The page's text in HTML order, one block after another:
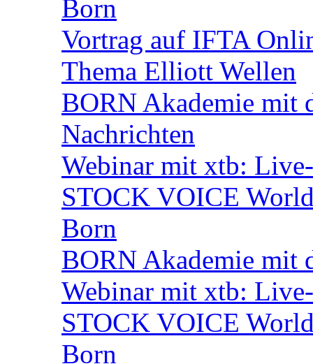
Born
Vortrag auf IFTA
Thema Elliott Wellen
BORN Akademie mit
Nachrichten
Webinar mit xtb:
STOCK VOICE
Born
BORN Akademie mit
Webinar mit xtb:
STOCK VOICE
Born